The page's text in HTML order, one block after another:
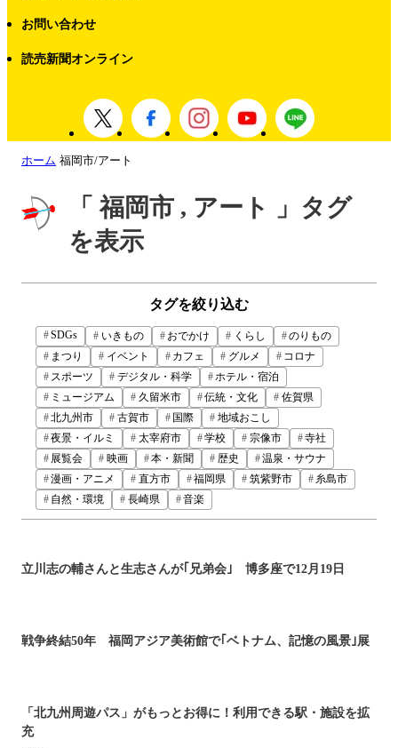
お問い合わせ
読売新聞オンライン
ホーム 福岡市/アート
「 福岡市 , アート 」タグ
を表示
タグを絞り込む
SDGs いきもの おでかけ くらし
のりもの
まつり
イベント カフェ グルメ
コロナ
スポーツ
デジタル・科学
ホテル・宿泊
ミュージアム
久留米市 伝統・文化
佐賀県
北九州市
古賀市 国際
地域おこし
夜景・イルミ
太宰府市 学校 宗像市
寺社
展覧会
映画 本・新聞 歴史
温泉・サウナ
漫画・アニメ
直方市 福岡県 筑紫野市
糸島市
自然・環境
長崎県 音楽
立川志の輔さんと生志さんが｢兄弟会｣ 博多座で12月19日
戦争終結50年 福岡アジア美術館で｢ベトナム、記憶の風景｣展
「北九州周遊パス」がもっとお得に！利用できる駅・施設を拡
充